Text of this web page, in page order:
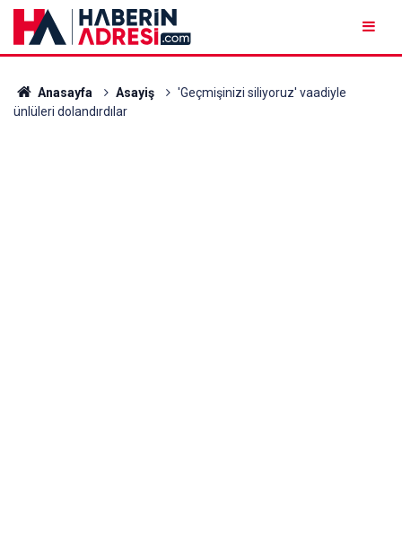
Anasayfa Asayiş
'Geçmişinizi siliyoruz' vaadiyle
ünlüleri dolandırdılar